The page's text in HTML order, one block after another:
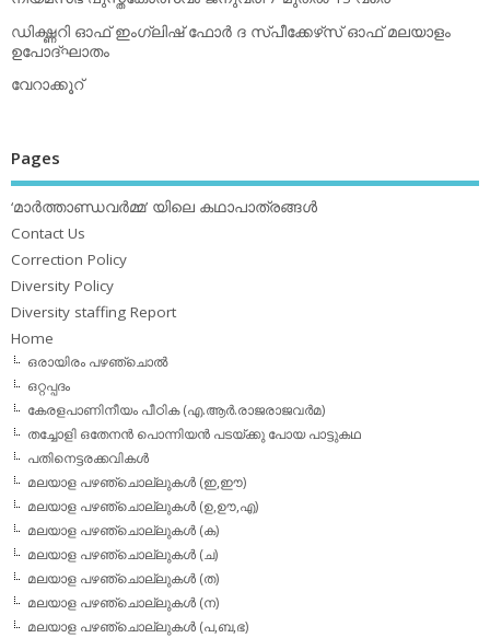
ഡിക്ഷ്ണറി ഓഫ് ഇംഗ്ലിഷ് ഫോര്‍ ദ സ്പീക്കേഴ്‌സ് ഓഫ് മലയാളം
ഉപോദ്ഘാതം
വേറാക്കൂറ്
Pages
‘മാര്‍ത്താണ്ഡവര്‍മ്മ’ യിലെ കഥാപാത്രങ്ങള്‍
Contact Us
Correction Policy
Diversity Policy
Diversity staffing Report
Home
ഒരായിരം പഴഞ്ചൊല്‍
ഒറ്റപ്പദം
കേരളപാണിനീയം പീഠിക (എ.ആര്‍.രാജരാജവര്‍മ)
തച്ചോളി ഒതേനൻ പൊന്നിയൻ പടയ്‌ക്കു പോയ പാട്ടുകഥ
പതിനെട്ടരക്കവികള്‍
മലയാള പഴഞ്ചൊല്ലുകള്‍ (ഇ,ഈ)
മലയാള പഴഞ്ചൊല്ലുകള്‍ (ഉ,ഊ,എ)
മലയാള പഴഞ്ചൊല്ലുകള്‍ (ക)
മലയാള പഴഞ്ചൊല്ലുകള്‍ (ച)
മലയാള പഴഞ്ചൊല്ലുകള്‍ (ത)
മലയാള പഴഞ്ചൊല്ലുകള്‍ (ന)
മലയാള പഴഞ്ചൊല്ലുകള്‍ (പ,ബ,ഭ)